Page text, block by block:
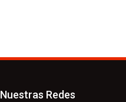
Nuestras Redes